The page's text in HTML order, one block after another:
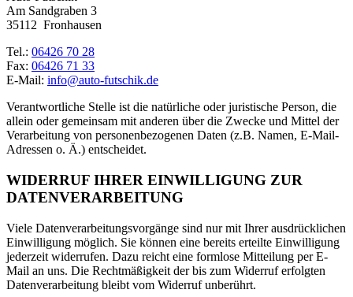
Am Sandgraben 3
35112 Fronhausen
Tel.: 06426 70 28
Fax: 06426 71 33
E-Mail: info@auto-futschik.de
Verantwortliche Stelle ist die natürliche oder juristische Person, die
allein oder gemeinsam mit anderen über die Zwecke und Mittel der
Verarbeitung von personenbezogenen Daten (z.B. Namen, E-Mail-
Adressen o. Ä.) entscheidet.
WIDERRUF IHRER EINWILLIGUNG ZUR
DATENVERARBEITUNG
Viele Datenverarbeitungsvorgänge sind nur mit Ihrer ausdrücklichen
Einwilligung möglich. Sie können eine bereits erteilte Einwilligung
jederzeit widerrufen. Dazu reicht eine formlose Mitteilung per E-
Mail an uns. Die Rechtmäßigkeit der bis zum Widerruf erfolgten
Datenverarbeitung bleibt vom Widerruf unberührt.